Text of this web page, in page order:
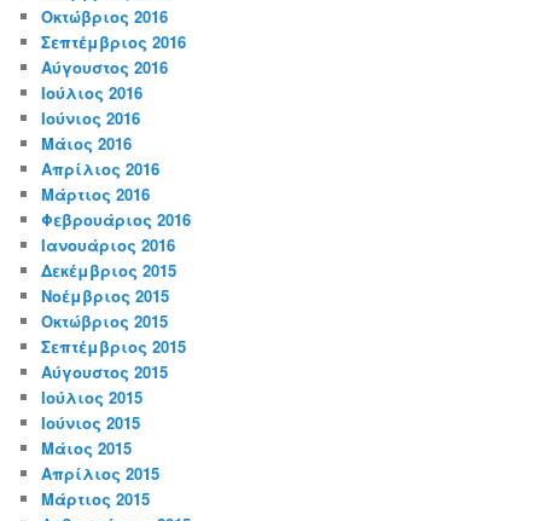
Οκτώβριος 2016
Σεπτέμβριος 2016
Αύγουστος 2016
Ιούλιος 2016
Ιούνιος 2016
Μάιος 2016
Απρίλιος 2016
Μάρτιος 2016
Φεβρουάριος 2016
Ιανουάριος 2016
Δεκέμβριος 2015
Νοέμβριος 2015
Οκτώβριος 2015
Σεπτέμβριος 2015
Αύγουστος 2015
Ιούλιος 2015
Ιούνιος 2015
Μάιος 2015
Απρίλιος 2015
Μάρτιος 2015